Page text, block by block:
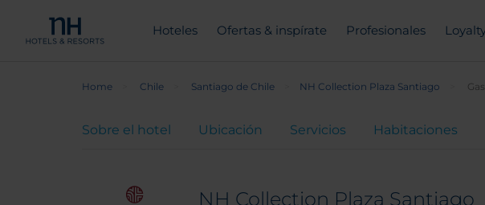
Hoteles Ofertas & inspírate Profesionales
Home Chile Santiago de Chile NH Collection Plaza Santiago
Sobre el hotel Ubicación Servicios Habitaciones
NH Collection Plaza Santiago